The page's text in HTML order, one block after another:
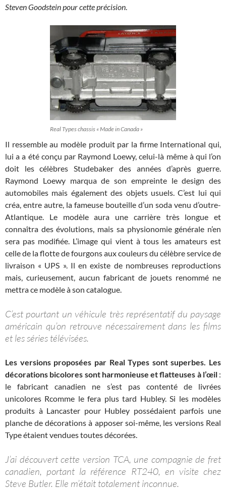
Steven Goodstein pour cette précision
Real Types chassis « Made in Canada »
Il ressemble au modèle produit par la firme International qui,
lui a a été conçu par Raymond Loewy, celui-là même à qui l’on
doit les célèbres Studebaker des années d’après guerre.
Raymond Loewy marqua de son empreinte le design des
automobiles mais également des objets usuels. C’est lui qui
créa, entre autre, la fameuse bouteille d’un soda venu d’outre-
Atlantique. Le modèle aura une carrière très longue et
connaîtra des évolutions, mais sa physionomie générale n’en
sera pas modifiée. L’image qui vient à tous les amateurs est
celle de la flotte de fourgons aux couleurs du célèbre service de
livraison « UPS ». Il en existe de nombreuses reproductions
mais, curieusement, aucun fabricant de jouets renommé ne
mettra ce modèle à son catalogue.
C’est pourtant un véhicule très représentatif du paysage
américain qu’on retrouve nécessairement dans les films
et les séries télévisées.
Les versions proposées par Real Types sont superbes. Les
décorations bicolores sont harmonieuse et flatteuses à l’œil:
le fabricant canadien ne s’est pas contenté de livrées
unicolores Rcomme le fera plus tard Hubley. Si les modèles
produits à Lancaster pour Hubley possédaient parfois une
planche de décorations à apposer soi-même, les versions Real
Type étaient vendues toutes décorées.
J’ai découvert cette version TCA, une compagnie de fret
canadien, portant la référence RT240, en visite chez
Steve Butler. Elle m’était totalement inconnue.